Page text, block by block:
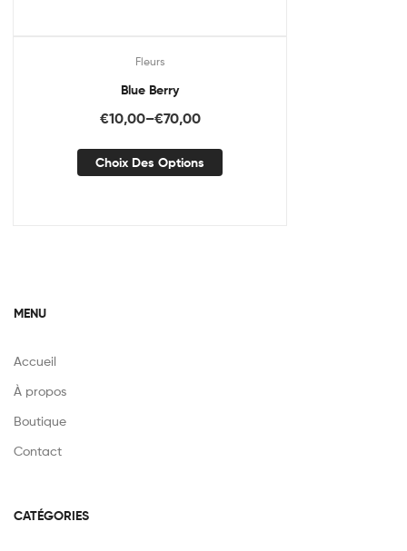
Fleurs
Blue Berry
€10,00–€70,00
Choix Des Options
MENU
Accueil
À propos
Boutique
Contact
CATÉGORIES